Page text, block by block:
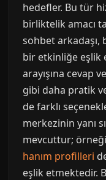
hedefler. Bu tür
birliktelik amacı
sohbet arkadaşı,
bir etkinliğe eşlik
arayışına cevap
gibi daha pratik
de farklı
merkezinin yanı
mevcuttur;
hanım profilleri
eşlik etmektedir.